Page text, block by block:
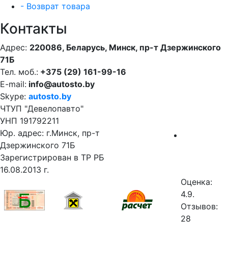
- Возврат товара
Контакты
Адрес: 220086, Беларусь, Минск, пр-т Дзержинского
71Б
Тел. моб.: +375 (29) 161-99-16
E-mail: info@autosto.by
Skype: autosto.by
ЧТУП "Девелопавто"
УНП 191792211
Юр. адрес: г.Минск, пр-т
Дзержинского 71Б
Зарегистрирован в ТР РБ
16.08.2013 г.
Оценка:
4.9.
Отзывов:
28